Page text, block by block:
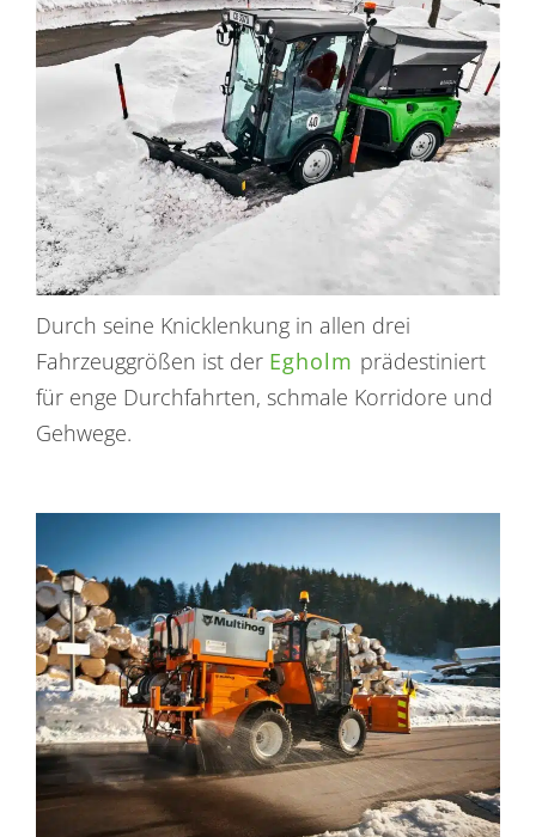
Durch seine Knicklenkung in allen drei
Fahrzeuggrößen ist der Egholm prädestiniert
für enge Durchfahrten, schmale Korridore und
Gehwege.